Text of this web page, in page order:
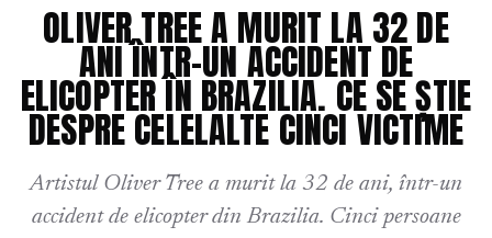
OLIVER TREE A MURIT LA 32 DE
ANI ÎNTR-UN ACCIDENT DE
ELICOPTER ÎN BRAZILIA. CE SE ȘTIE
DESPRE CELELALTE CINCI VICTIME
Artistul Oliver Tree a murit la 32 de ani, într-un
accident de elicopter din Brazilia. Cinci persoane